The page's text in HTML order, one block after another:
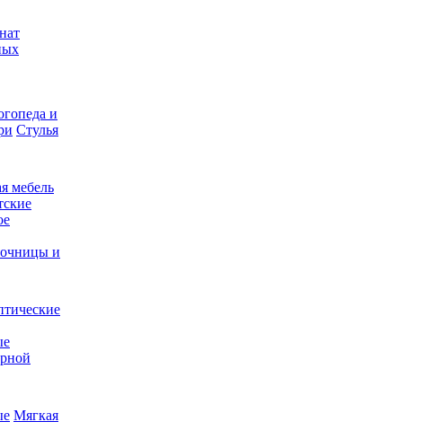
и
Стулья
мебель
и
Мягкая